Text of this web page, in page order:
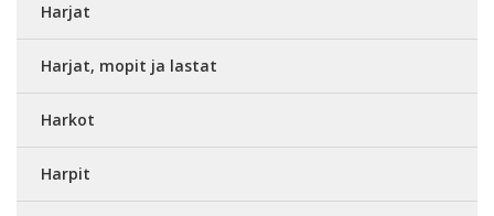
Harjat
Harjat, mopit ja lastat
Harkot
Harpit